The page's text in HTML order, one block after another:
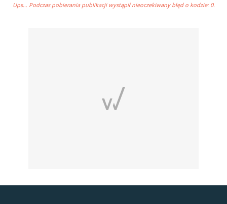
Ups… Podczas pobierania publikacji wystąpił nieoczekiwany błęd o kodzie: 0.